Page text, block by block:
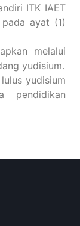
ITK IAET
ayat (1)
melalui
yudisium.
yudisium
pendidikan